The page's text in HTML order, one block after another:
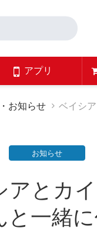
アプリ
お知らせ ベイシ
お知らせ
アとカ
と一緒